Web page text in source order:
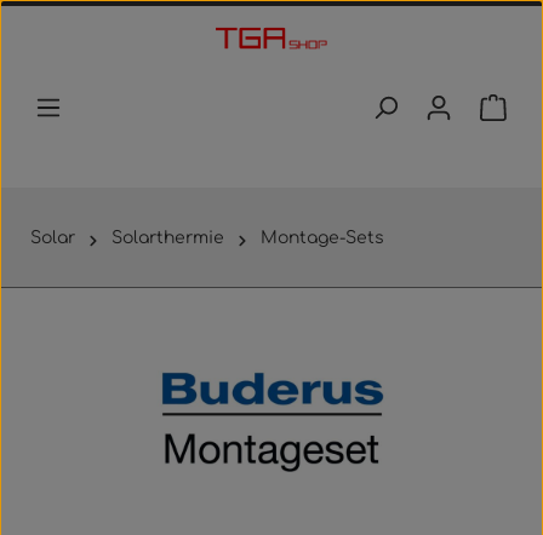
Zum Hauptinhalt springen
Solar Solarthermie Montage-Sets